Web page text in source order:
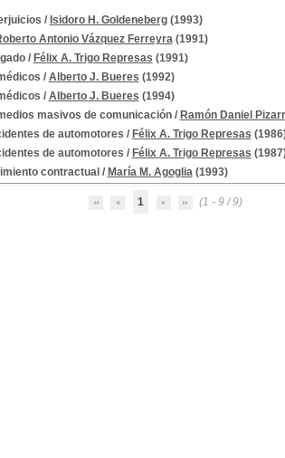
/ Isidoro H. Goldeneberg(1993)
Antonio Vázquez Ferreyra(1991)
/ Félix A. Trigo Represas (1991)
/ Alberto J. Bueres (1992)
/ Alberto J. Bueres (1994)
masivos de comunicación/ Ramón Daniel
de automotores / Félix A. Trigo Represas
de automotores / Félix A. Trigo Represas
contractual / María M. Agoglia(1993)
1 (1 - 9 / 9)